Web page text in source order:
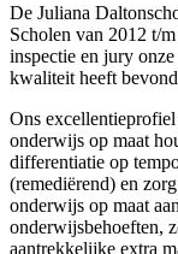
De Juliana
Scholen van 2012 t/
inspectie en jury
kwaliteit heeft
Ons
onderwijs op maat
differentiatie op
(remediërend) en
onderwijs op maat
onderwijsbehoeften,
aantrekkelijke extra